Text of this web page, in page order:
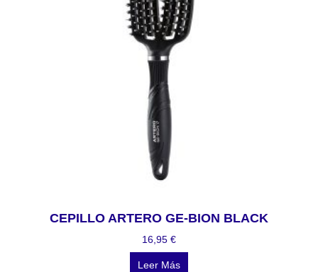
CEPILLO ARTERO GE-BION BLACK
16,95 €
Leer Más